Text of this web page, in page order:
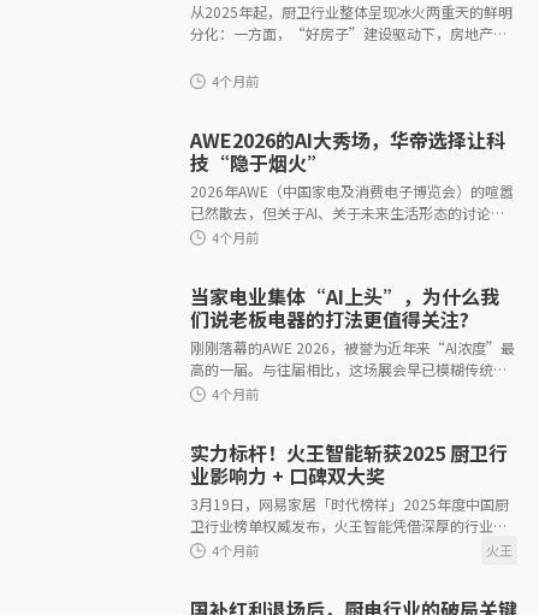
3个月前
从2025年起，厨卫行业整体呈现冰火两重天的鲜明
分化：一方面，“好房子”建设驱动下，房地产行
的深度赋能，带来了产业升级、产
AWE2026的AI大秀场，华帝选择让科
技“隐于烟火”
2026年AWE（中国家电及消费电子博览会）的喧嚣
已然散去，但关于AI、关于未来生活形态的讨论仍
在发酵。回看这场汇聚全球1200余家企业、占据上
当家电业集体“AI上头”，为什么我
们说老板电器的打法更值得关注?
刚刚落幕的AWE 2026，被誉为近年来“AI浓度”最
高的一届。与往届相比，这场展会早已模糊传统家
电的边界。家电巨头全面AI化的产品阵列，与机器
实力标杆！火王智能斩获2025 厨卫行
业影响力 + 口碑双大奖
3月19日，网易家居「时代榜样」2025年度中国厨
卫行业榜单权威发布，火王智能凭借深厚的行业积
淀与卓越的市场表现，同时斩获「2025年度中国厨
国补红利退场后，厨电行业的破局关键